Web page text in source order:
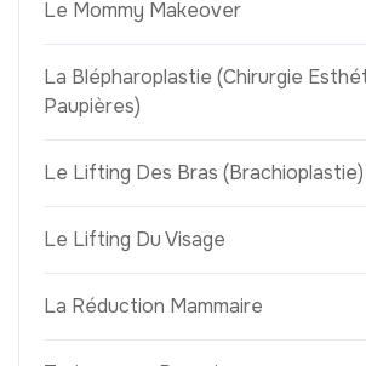
Le Mommy Makeover
La Blépharoplastie (Chirurgie
Paupières)
Le Lifting Des Bras (Brachioplastie)
Le Lifting Du Visage
La Réduction Mammaire